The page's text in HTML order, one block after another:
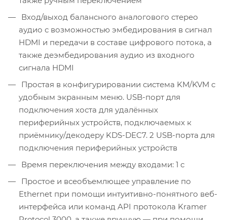
Вход/выход балансного аналогового стерео
аудио с возможностью эмбедирования в сигнал
HDMI и передачи в составе цифрового потока, а
также деэмбедирования аудио из входного
сигнала HDMI
Простая в конфигурировании система KM/KVM c
удобным экранным меню. USB-порт для
подключения хоста для удалённых
периферийных устройств, подключаемых к
приёмнику/декодеру KDS-DEC7. 2 USB-порта для
подключения периферийных устройств
Время переключения между входами: 1 с
Простое и всеобъемлющее управление по
Ethernet при помощи интуитивно-понятного веб-
интерфейса или команд API протокола Kramer